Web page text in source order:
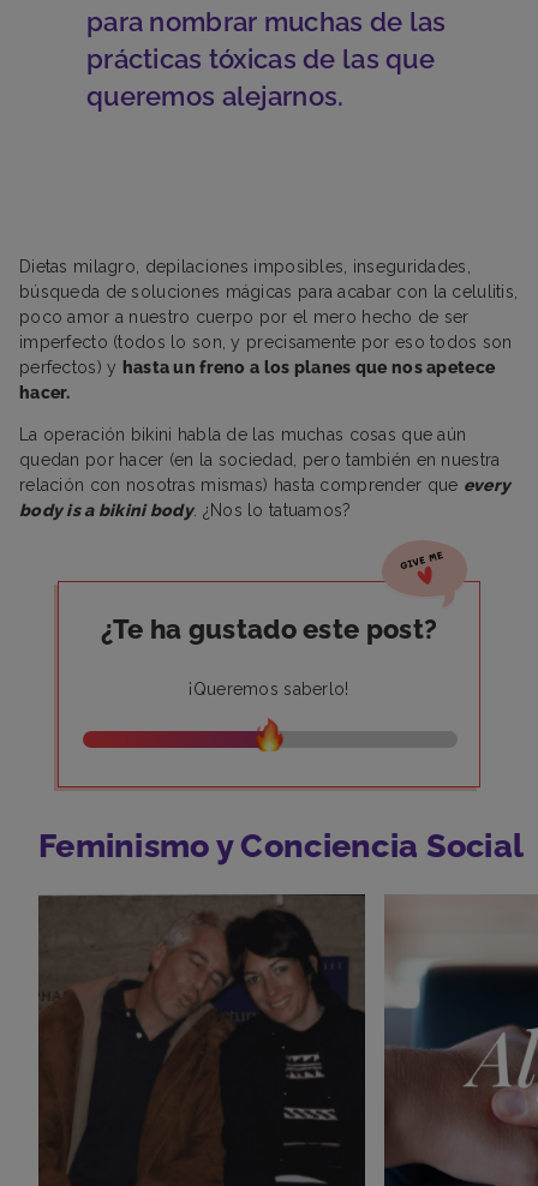
para nombrar muchas de las
prácticas tóxicas de las que
queremos alejarnos.
Dietas milagro, depilaciones imposibles, inseguridades,
búsqueda de soluciones mágicas para acabar con la celulitis,
poco amor a nuestro cuerpo por el mero hecho de ser
imperfecto (todos lo son, y precisamente por eso todos son
perfectos) y hasta un freno a los planes que nos apetece
hacer.
La operación bikini habla de las muchas cosas que aún
quedan por hacer (en la sociedad, pero también en nuestra
relación con nosotras mismas) hasta comprender que every
body is a bikini body. ¿Nos lo tatuamos?
¿Te ha gustado este post?
¡Queremos saberlo!
Feminismo y Conciencia Social